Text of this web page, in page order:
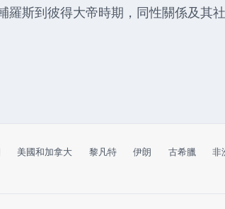
羅斯到彼得大帝時期，同性關係及其社
美國和加拿大 黎凡特 伊朗 古希臘 非